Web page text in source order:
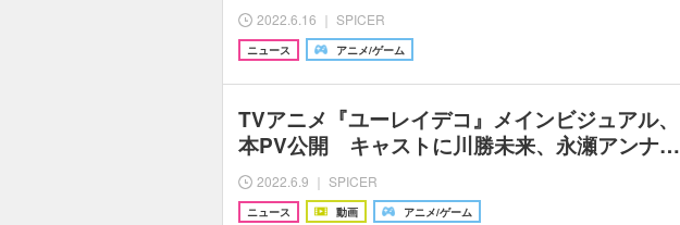
2022.6.16 ｜ SPICER
ニュース アニメ/ゲーム
TVアニメ『ユーレイデコ』メインビジュアル、
本PV公開 キャストに川勝未来、永瀬アンナ…
2022.6.9 ｜ SPICER
ニュース 動画 アニメ/ゲーム